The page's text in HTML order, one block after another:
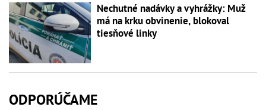
Nechutné nadávky a vyhrážky: Muž
má na krku obvinenie, blokoval
tiesňové linky
ODPORÚČAME